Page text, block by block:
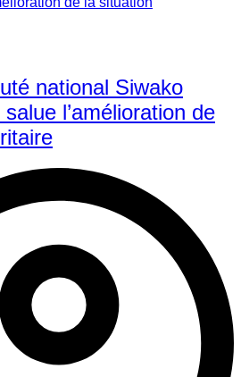
national Siwako
l’amélioration de